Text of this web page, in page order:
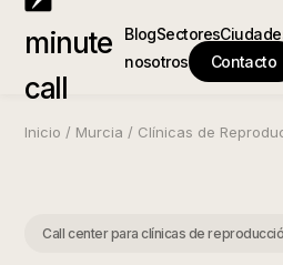
minute
call
BlogSectores
nosotros
Contacto
Inicio / Murcia / Clínicas de
Call center para clínicas de